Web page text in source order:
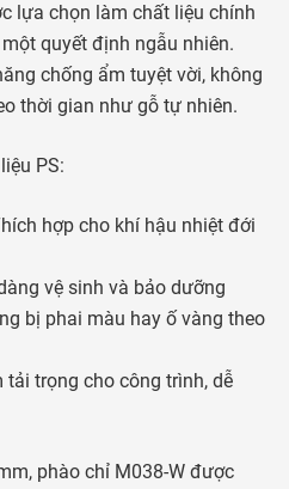
lựa chọn làm chất liệu chính
quyết định ngẫu nhiên.
chống ẩm tuyệt vời, không
thời gian như gỗ tự nhiên.
PS:
hợp cho khí hậu nhiệt đới
vệ sinh và bảo dưỡng
bị phai màu hay ố vàng theo
tải trọng cho công trình, dễ
phào chỉ M038-W được